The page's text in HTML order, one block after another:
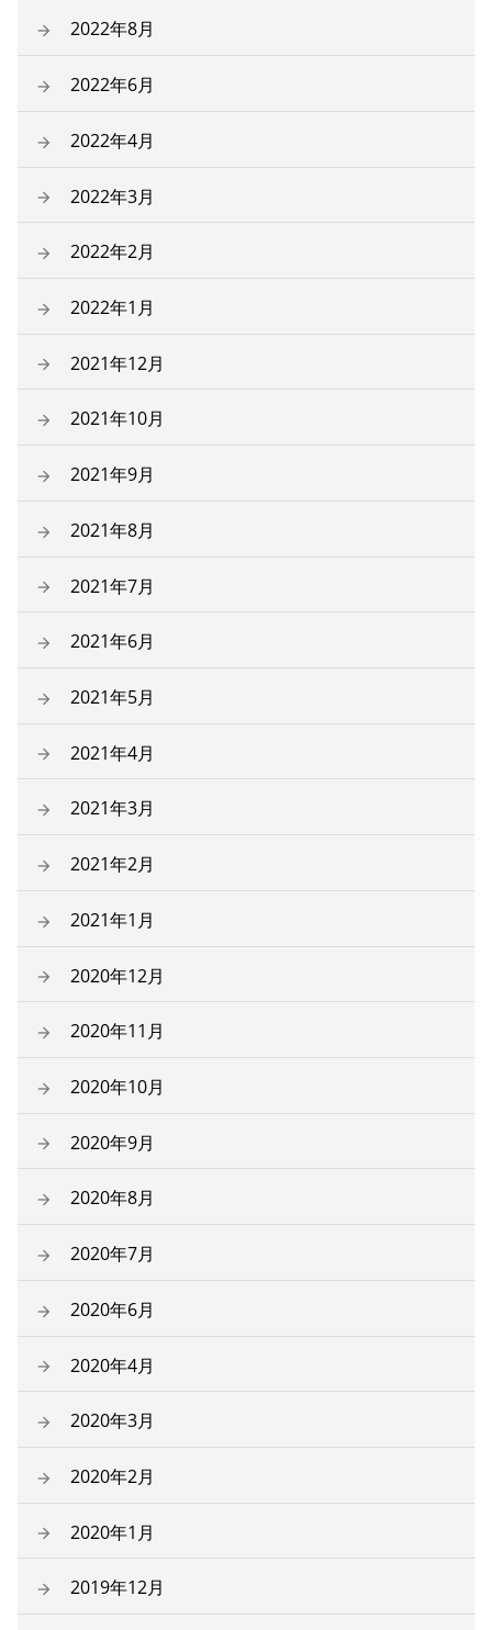
2022年8月
2022年6月
2022年4月
2022年3月
2022年2月
2022年1月
2021年12月
2021年10月
2021年9月
2021年8月
2021年7月
2021年6月
2021年5月
2021年4月
2021年3月
2021年2月
2021年1月
2020年12月
2020年11月
2020年10月
2020年9月
2020年8月
2020年7月
2020年6月
2020年4月
2020年3月
2020年2月
2020年1月
2019年12月